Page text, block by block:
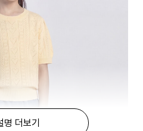
명 더보기